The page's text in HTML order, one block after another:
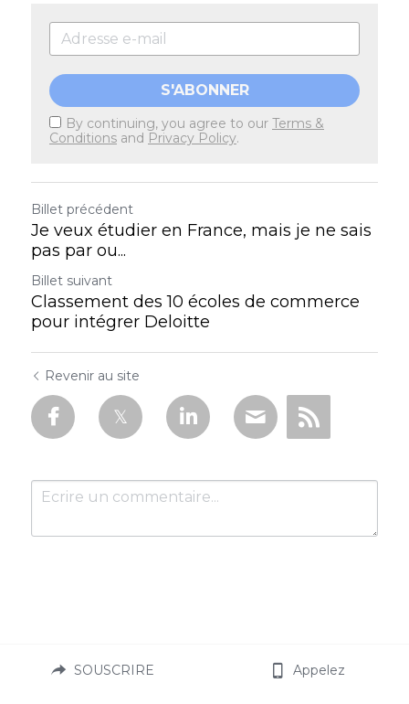
S'ABONNER
By continuing, you agree to our Terms &
Conditions and Privacy Policy.
Billet précédent
Je veux étudier en France, mais je ne sais
pas par ou...
Billet suivant
Classement des 10 écoles de commerce
pour intégrer Deloitte
Revenir au site
Soumettre
SOUSCRIRE Appelez